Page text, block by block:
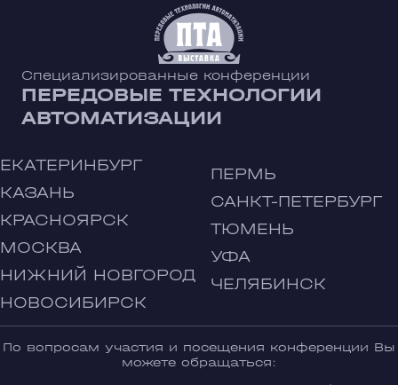
Специализированные конференции
ПЕРЕДОВЫЕ ТЕХНОЛОГИИ
АВТОМАТИЗАЦИИ
ЕКАТЕРИНБУРГ
КАЗАНЬ
КРАСНОЯРСК
МОСКВА
НИЖНИЙ НОВГОРОД
НОВОСИБИРСК
ПЕРМЬ
САНКТ-ПЕТЕРБУРГ
ТЮМЕНЬ
УФА
ЧЕЛЯБИНСК
По вопросам участия и посещения конференции Вы
можете обращаться: